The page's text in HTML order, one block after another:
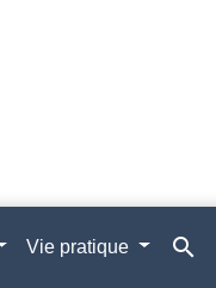
Vie pratique search